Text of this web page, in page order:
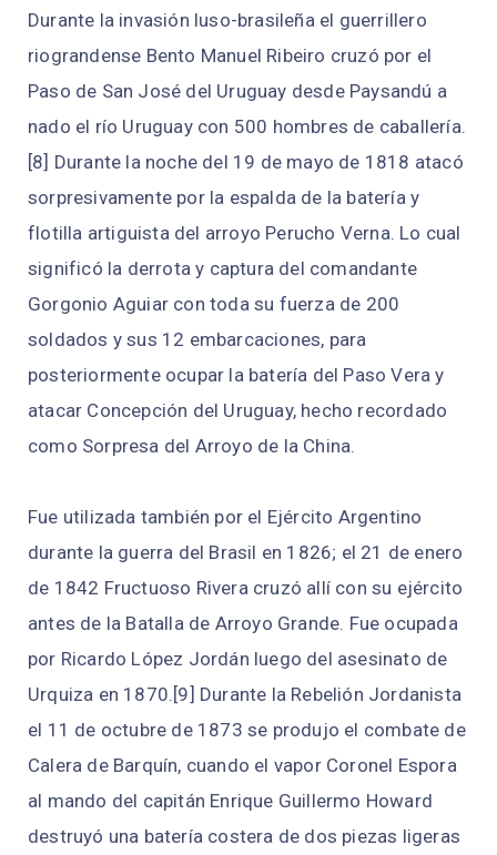
Durante la invasión luso-brasileña el guerrillero
riograndense Bento Manuel Ribeiro cruzó por el
Paso de San José del Uruguay desde Paysandú a
nado el río Uruguay con 500 hombres de caballería.
[8]​ Durante la noche del 19 de mayo de 1818 atacó
sorpresivamente por la espalda de la batería y
flotilla artiguista del arroyo Perucho Verna. Lo cual
significó la derrota y captura del comandante
Gorgonio Aguiar con toda su fuerza de 200
soldados y sus 12 embarcaciones, para
posteriormente ocupar la batería del Paso Vera y
atacar Concepción del Uruguay, hecho recordado
como Sorpresa del Arroyo de la China.
Fue utilizada también por el Ejército Argentino
durante la guerra del Brasil en 1826; el 21 de enero
de 1842 Fructuoso Rivera cruzó allí con su ejército
antes de la Batalla de Arroyo Grande. Fue ocupada
por Ricardo López Jordán luego del asesinato de
Urquiza en 1870.[9]​ Durante la Rebelión Jordanista
el 11 de octubre de 1873 se produjo el combate de
Calera de Barquín, cuando el vapor Coronel Espora
al mando del capitán Enrique Guillermo Howard
destruyó una batería costera de dos piezas ligeras